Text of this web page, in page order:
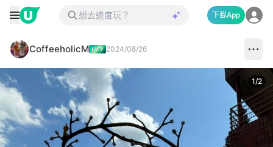
下載App
CoffeeholicM 2024/08/26
1/2